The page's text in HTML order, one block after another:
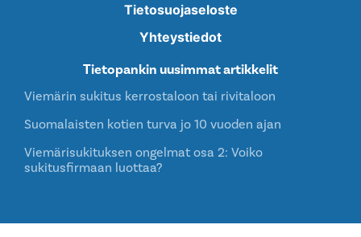
Tietosuojaseloste
Yhteystiedot
Tietopankin uusimmat artikkelit
Viemärin sukitus kerrostaloon tai rivitaloon
Suomalaisten kotien turva jo 10 vuoden ajan
Viemärisukituksen ongelmat osa 2: Voiko
sukitusfirmaan luottaa?